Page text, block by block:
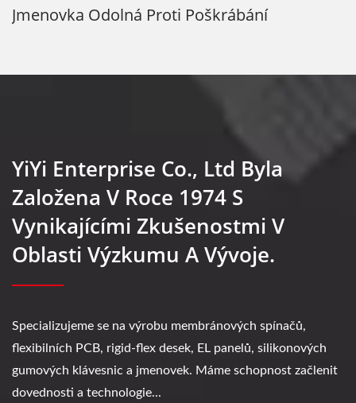
Jmenovka Odolná Proti Poškrábání
YiYi Enterprise Co., Ltd Byla
Založena V Roce 1974 S
Vynikajícími Zkušenostmi V
Oblasti Výzkumu A Vývoje.
Specializujeme se na výrobu membránových spínačů,
flexibilních PCB, rigid-flex desek, EL panelů, silikonových
gumových klávesnic a jmenovek. Máme schopnost začlenit
dovednosti a technologie...